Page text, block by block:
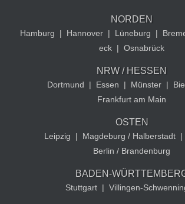
NORDEN
Hamburg | Hannover | Lüneburg |
eck | Osnabrück
NRW / HESSEN
Dortmund | Essen | Münster |
Frankfurt am Main
OSTEN
Leipzig | Magdeburg / Halberstadt |
Berlin / Brandenburg
BADEN-
Stuttgart | Villingen-